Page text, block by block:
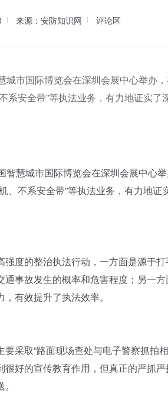
来源：安防知识网 评论区
城市国际博览会在深圳会展中心举办
系安全带”等执法业务，有力地证实
慧城市国际博览会在深圳会展中心
、不系安全带”等执法业务，有力地
度的整治执法行动，一方面是源于打
通事故发生的概率和危害程度；另一
有效提升了执法效率。
取“路面现场查处与电子警察抓拍相
好的宣传教育作用，但真正的严抓